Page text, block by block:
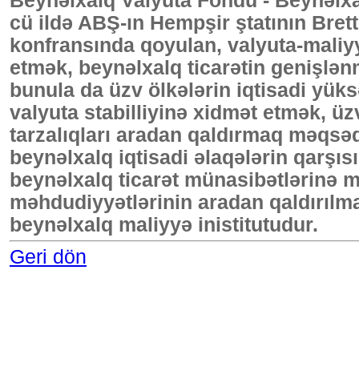
cü ildə ABŞ-ın Hempşir ştatının
konfransında qoyulan, valyuta-
etmək, beynəlxalq ticarətin
bunula da üzv ölkələrin iqtisadi
valyuta stabilliyinə xidmət etmək,
tarzalıqları aradan qaldırmaq
beynəlxalq iqtisadi əlaqələrin
beynəlxalq ticarət münasibətlərinə
məhdudiyyətlərinin aradan
beynəlxalq maliyyə inistitutudur.
Geri dön